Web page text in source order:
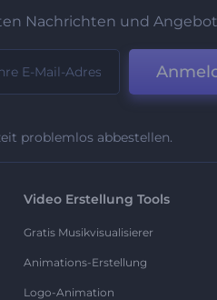
Nachrichten und
problemlos abbestellen.
Video Erstellung Tools
Gratis Musikvisualisierer
Animations-Erstellung
Logo-Animation